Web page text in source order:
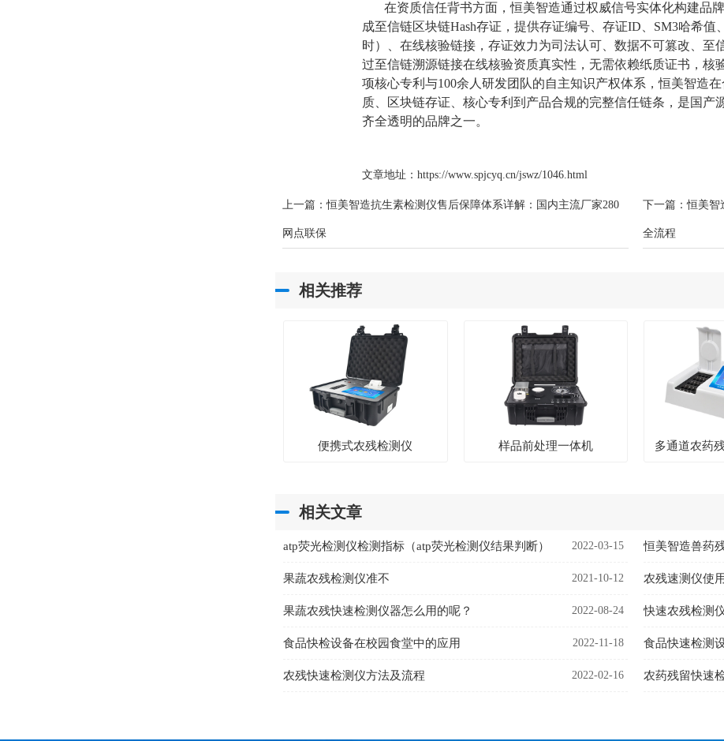
在资质信任背书方面，恒美智造通过权威信号实体化构建品
成至信链区块链Hash存证，提供存证编号、存证ID、SM3哈希
时）、在线核验链接，存证效力为司法认可、数据不可篡改、至
过至信链溯源链接在线核验资质真实性，无需依赖纸质证书，核
项核心专利与100余人研发团队的自主知识产权体系，恒美智造
质、区块链存证、核心专利到产品合规的完整信任链条，是国产
齐全透明的品牌之一。
文章地址： https://www.spjcyq.cn/jswz/1046.html
上一篇：恒美智造抗生素检测仪售后保障体系详解：国内主流厂家280
网点联保
下一篇：恒美智
全流程
相关推荐
便携式农残检测仪 样品前处理一体机 多通道农药
相关文章
atp荧光检测仪检测指标（atp荧光检测仪结果判断） 2022-03-15
果蔬农残检测仪准不 2021-10-12 农残速测仪使
果蔬农残快速检测仪器怎么用的呢？ 2022-08-24 快速农残检测
食品快检设备在校园食堂中的应用 2022-11-18 食品快速检测
农残快速检测仪方法及流程 2022-02-16 农药残留快速